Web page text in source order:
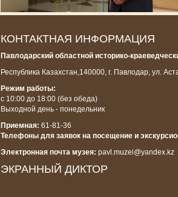
КОНТАКТНАЯ ИНФОРМАЦИЯ
Павлодарский областной историко-
Республика Казахстан,140000, г. Павлодар, ул.
Режим работы:
с 10:00 до 18:00 (без обеда)
Выходной день - понедельник
Приемная: 61-81-36
Телефоны для заявок на посещение и
Электронная почта музея: pavl.muzei@yandex.kz
ЭКРАННЫЙ ДИКТОР